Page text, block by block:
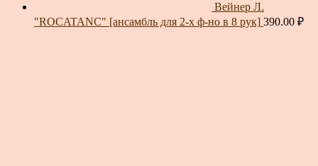
Вейнер Л.
"ROCATANC" [ансамбль для 2-х ф-но в 8 рук] 390.00 ₽